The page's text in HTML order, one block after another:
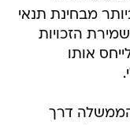
מבחינת תנאי
הזכויות
אותו
הממשלה דרך